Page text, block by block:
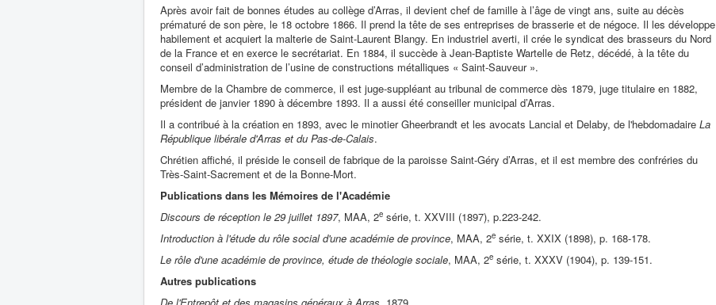
Après avoir fait de bonnes études au collège d’Arras, il devient chef de famille à l’âge de vingt ans, suite au décès
prématuré de son père, le 18 octobre 1866. Il prend la tête de ses entreprises de brasserie et de négoce. Il les développe
habilement et acquiert la malterie de Saint-Laurent Blangy. En industriel averti, il crée le syndicat des brasseurs du Nord
de la France et en exerce le secrétariat. En 1884, il succède à Jean-Baptiste Wartelle de Retz, décédé, à la tête du
conseil d’administration de l’usine de constructions métalliques « Saint-Sauveur ».
Membre de la Chambre de commerce, il est juge-suppléant au tribunal de commerce dès 1879, juge titulaire en 1882,
président de janvier 1890 à décembre 1893. Il a aussi été conseiller municipal d’Arras.
Il a contribué à la création en 1893, avec le minotier Gheerbrandt et les avocats Lancial et Delaby, de l'hebdomadaire La
République libérale d'Arras et du Pas-de-Calais.
Chrétien affiché, il préside le conseil de fabrique de la paroisse Saint-Géry d’Arras, et il est membre des confréries du
Très-Saint-Sacrement et de la Bonne-Mort.
Publications dans les Mémoires de l'Académie
Discours de réception le 29 juillet 1897, MAA, 2e série, t. XXVIII (1897), p.223-242.
Introduction à l'étude du rôle social d'une académie de province, MAA, 2e série, t. XXIX (1898), p. 168-178.
Le rôle d'une académie de province, étude de théologie sociale, MAA, 2e série, t. XXXV (1904), p. 139-151.
Autres publications
De l'Entrepôt et des magasins généraux à Arras, 1879.